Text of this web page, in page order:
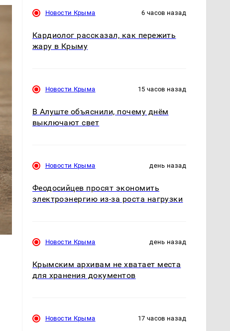
Новости Крыма 6 часов назад
Кардиолог рассказал, как пережить
жару в Крыму
Новости Крыма 15 часов назад
В Алуште объяснили, почему днём
выключают свет
Новости Крыма день назад
Феодосийцев просят экономить
электроэнергию из-за роста нагрузки
Новости Крыма день назад
Крымским архивам не хватает места
для хранения документов
Новости Крыма 17 часов назад